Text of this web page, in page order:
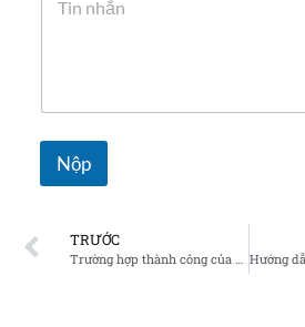
Nộp
TRƯỚC
Trường hợp thành công của bộ lọc nguồn hoạt động: Giảm thiểu hài hòa cho một nhà sản xuất silicon đơn tinh thể ở Ninh Hạ